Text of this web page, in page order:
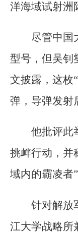
洋海域试射洲
尽管中国
型号，但吴钊
文披露，这枚
弹，导弹发射
他批评此
挑衅行动，并
域内的霸凌者”
针对解放
江大学战略所